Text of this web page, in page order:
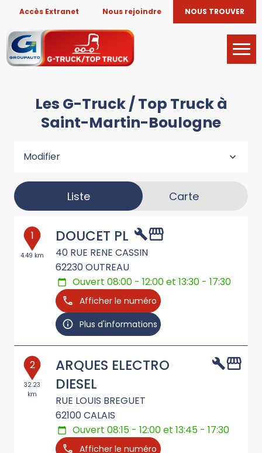
Accès Extranet Nous rejoindre NOUS TROUVER
Les G-Truck / Top Truck à
Saint-Martin-Boulogne
Modifier
Liste Carte
1
4.49 km
DOUCET PL
40 RUE RENE CASSIN
62230OUTREAU
Ouvert 08:00 - 12:00 et 13:30 - 17:30
Afficher le numéro
Plus d'informations
2
32.23
km
ARQUES ELECTRO
DIESEL
RUE LOUIS BREGUET
62100CALAIS
Ouvert 08:15 - 12:00 et 13:45 - 17:30
Afficher le numéro